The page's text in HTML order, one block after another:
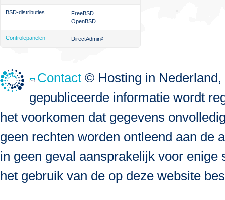
BSD-distributies
FreeBSD
OpenBSD
Controlepanelen DirectAdmin2
Contact © Hosting in
gepubliceerde informatie wordt
het voorkomen dat gegevens
geen rechten worden ontleend aan de
in geen geval aansprakelijk voor
het gebruik van de op deze website